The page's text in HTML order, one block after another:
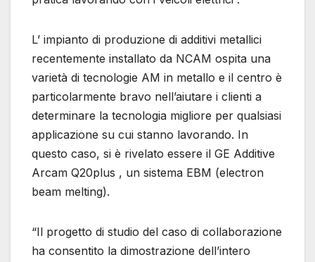
L’ impianto di produzione di additivi metallici
recentemente installato da NCAM ospita una
varietà di tecnologie AM in metallo e il centro è
particolarmente bravo nell’aiutare i clienti a
determinare la tecnologia migliore per qualsiasi
applicazione su cui stanno lavorando. In
questo caso, si è rivelato essere il GE Additive
Arcam Q20plus , un sistema EBM (electron
beam melting).
“Il progetto di studio del caso di collaborazione
ha consentito la dimostrazione dell’intero